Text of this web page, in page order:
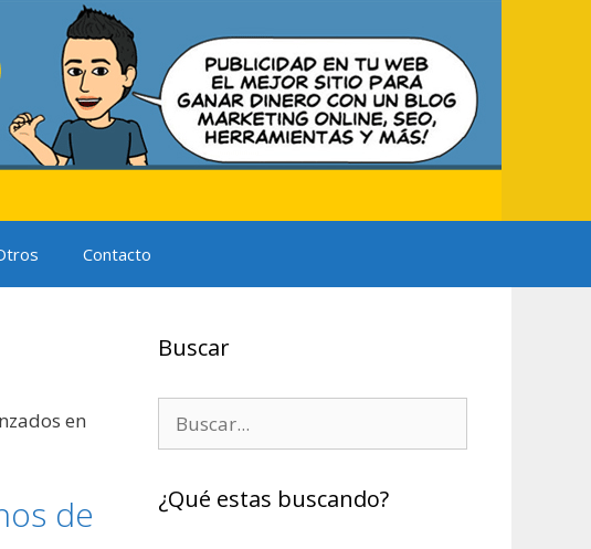
Contacto
en
de
Buscar
¿Qué estas buscando?